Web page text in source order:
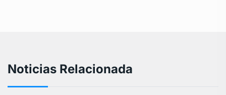
Noticias Relacionada